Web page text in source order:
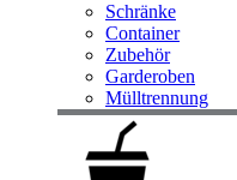
Schränke
Container
Zubehör
Garderoben
Mülltrennung